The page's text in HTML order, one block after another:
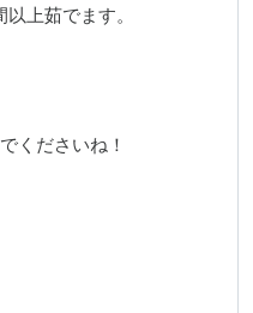
上茹でます。
くださいね！